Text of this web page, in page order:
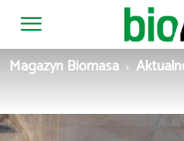
Magazyn
Magazyn Biomasa